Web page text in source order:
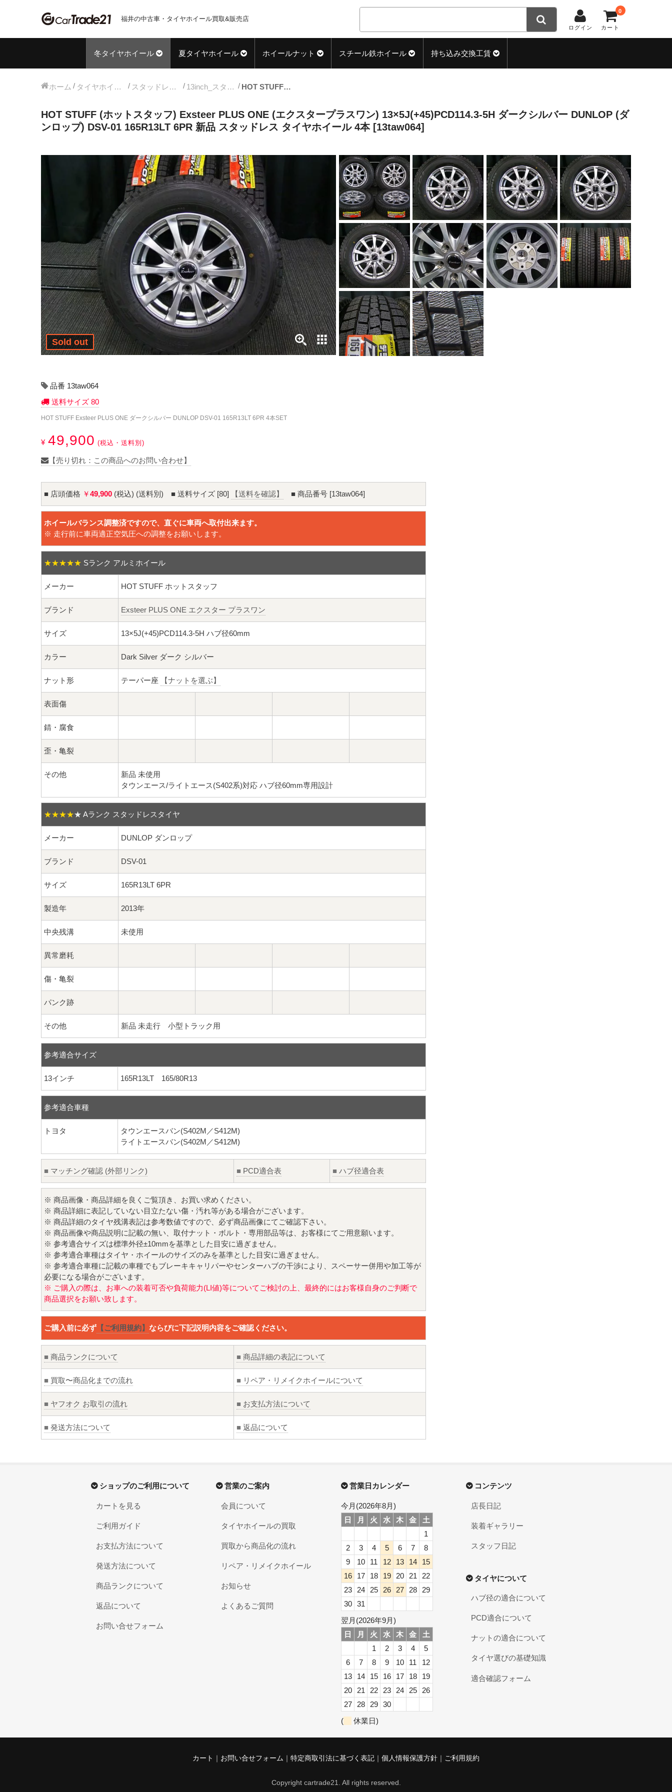
福井の中古車・タイヤホイール買取&販売店
ログイン カート
0
冬タイヤホイール 夏タイヤホイール ホイールナット スチール鉄ホイール 持ち込み交換工賃
ホーム タイヤホイールセット スタッドレス中古タイヤホイール 13inch_スタッドレス中古タイヤホイール HOT STUFF (ホットスタッフ) Exsteer PLUS ONE (エクスタープラスワン) 13×5J(+45)PCD114.3-5H ダークシルバー DUNLOP (ダンロップ) DSV-01 165R13LT 6PR 新品 スタッドレス タイヤホイール 4本 [13taw064]
HOT STUFF (ホットスタッフ) Exsteer PLUS ONE (エクスタープラスワン) 13×5J(+45)PCD114.3-5H ダークシルバー DUNLOP (ダ
ンロップ) DSV-01 165R13LT 6PR 新品 スタッドレス タイヤホイール 4本 [13taw064]
Sold out
品番 13taw064
送料サイズ 80
HOT STUFF Exsteer PLUS ONE ダークシルバー DUNLOP DSV-01 165R13LT 6PR 4本SET
¥ 49,900 (税込・送料別)
【売り切れ：この商品へのお問い合わせ】
■ 店頭価格 ￥49,900 (税込) (送料別) ■ 送料サイズ [80] 【送料を確認】 ■ 商品番号 [13taw064]
ホイールバランス調整済ですので、直ぐに車両へ取付出来ます。
※ 走行前に車両適正空気圧への調整をお願いします。
★★★★★ Sランク アルミホイール
メーカー HOT STUFF ホットスタッフ
ブランド Exsteer PLUS ONE エクスター プラスワン
サイズ 13×5J(+45)PCD114.3-5H ハブ径60mm
カラー Dark Silver ダーク シルバー
ナット形 テーパー座 【ナットを選ぶ】
表面傷
錆・腐食
歪・亀裂
その他
新品 未使用
タウンエース/ライトエース(S402系)対応 ハブ径60mm専用設計
★★★★★ Aランク スタッドレスタイヤ
メーカー DUNLOP ダンロップ
ブランド DSV-01
サイズ 165R13LT 6PR
製造年 2013年
中央残溝 未使用
異常磨耗
傷・亀裂
パンク跡
その他 新品 未走行 小型トラック用
参考適合サイズ
13インチ 165R13LT 165/80R13
参考適合車種
トヨタ
タウンエースバン(S402M／S412M)
ライトエースバン(S402M／S412M)
■ マッチング確認 (外部リンク) ■ PCD適合表 ■ ハブ径適合表
※ 商品画像・商品詳細を良くご覧頂き、お買い求めください。
※ 商品詳細に表記していない目立たない傷・汚れ等がある場合がございます。
※ 商品詳細のタイヤ残溝表記は参考数値ですので、必ず商品画像にてご確認下さい。
※ 商品画像や商品説明に記載の無い、取付ナット・ボルト・専用部品等は、お客様にてご用意願います。
※ 参考適合サイズは標準外径±10mmを基準とした目安に過ぎません。
※ 参考適合車種はタイヤ・ホイールのサイズのみを基準とした目安に過ぎません。
※ 参考適合車種に記載の車種でもブレーキキャリパーやセンターハブの干渉により、スペーサー併用や加工等が
必要になる場合がございます。
※ ご購入の際は、お車への装着可否や負荷能力(LI値)等についてご検討の上、最終的にはお客様自身のご判断で
商品選択をお願い致します。
ご購入前に必ず 【ご利用規約】 ならびに下記説明内容をご確認ください。
■ 商品ランクについて ■ 商品詳細の表記について
■ 買取〜商品化までの流れ ■ リペア・リメイクホイールについて
■ ヤフオク お取引の流れ ■ お支払方法について
■ 発送方法について ■ 返品について
ショップのご利用について
カートを見る
ご利用ガイド
お支払方法について
発送方法について
商品ランクについて
返品について
お問い合せフォーム
営業のご案内
会員について
タイヤホイールの買取
買取から商品化の流れ
リペア・リメイクホイール
お知らせ
よくあるご質問
コンテンツ
店長日記
装着ギャラリー
スタッフ日記
タイヤについて
ハブ径の適合について
PCD適合について
ナットの適合について
タイヤ選びの基礎知識
適合確認フォーム
営業日カレンダー
今月(2026年8月)
日
月 火 水 木 金
土
1
2
3 4 5 6 7
8
9
10 11 12 13 14
15
16
17 18 19 20 21
22
23
24 25 26 27 28
29
30
31
翌月(2026年9月)
日
月 火 水 木 金
土
1
2 3 4
5
6
7 8 9 10 11
12
13
14 15 16 17 18
19
20
21 22 23 24 25
26
27
28 29
30
(
休業日)
カート お問い合せフォーム 特定商取引法に基づく表記 個人情報保護方針 ご利用規約
Copyright cartrade21. All rights reserved.